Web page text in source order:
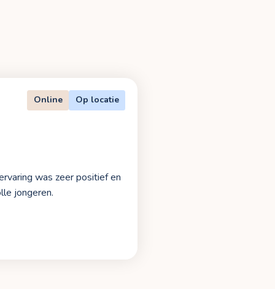
Online Op locatie
was zeer positief en
jongeren.